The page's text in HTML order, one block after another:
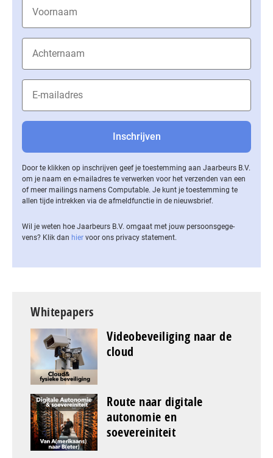
Door te klikken op inschrijven geef je toestemming aan Jaarbeurs B.V.
om je naam en e-mailadres te verwerken voor het verzenden van een
of meer mailings namens Computable. Je kunt je toestemming te
allen tijde intrekken via de af­meld­func­tie in de nieuwsbrief.
Wil je weten hoe Jaarbeurs B.V. omgaat met jouw per­soons­ge­ge­
vens? Klik dan hier voor ons privacy statement.
Whitepapers
Videobeveiliging naar de
cloud
Route naar digitale
autonomie en
soevereiniteit